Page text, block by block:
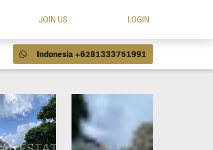
JOIN US LOGIN
Indonesia +6281333751991